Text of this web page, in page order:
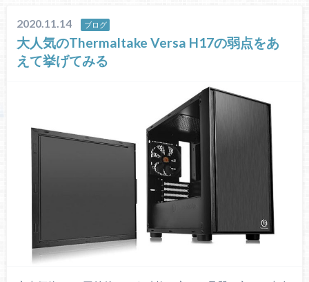
2020.11.14 ブログ
大人気のThermaltake Versa H17の弱点をあ
えて挙げてみる